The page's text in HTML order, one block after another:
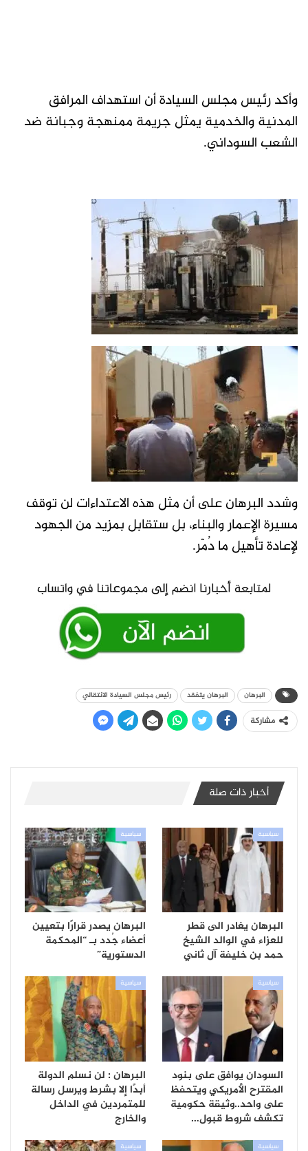
وأكد رئيس مجلس السيادة أن استهداف المرافق
المدنية والخدمية يمثل جريمة ممنهجة وجبانة ضد
الشعب السوداني.
وشدد البرهان على أن مثل هذه الاعتداءات لن توقف
مسيرة الإعمار والبناء، بل ستقابل بمزيد من الجهود
لإعادة تأهيل ما دُمّر.
البرهان البرهان يتفقد رئيس مجلس السيادة الانتقالي
مشاركة
أخبار ذات صلة
سياسية
البرهان يغادر الى قطر
للعزاء في الوالد الشيخ
حمد بن خليفة آل ثاني
سياسية
البرهان يصدر قرارًا بتعيين
أعضاء جُدد بـ “المحكمة
الدستورية”
سياسية
السودان يوافق على بنود
المقترح الأمريكي ويتحفظ
على واحد..وثيقة حكومية
تكشف شروط قبول…
سياسية
البرهان : لن نسلم الدولة
أبدًا إلا بشرط ويرسل رسالة
للمتمردين في الداخل
والخارج
سياسية سياسية